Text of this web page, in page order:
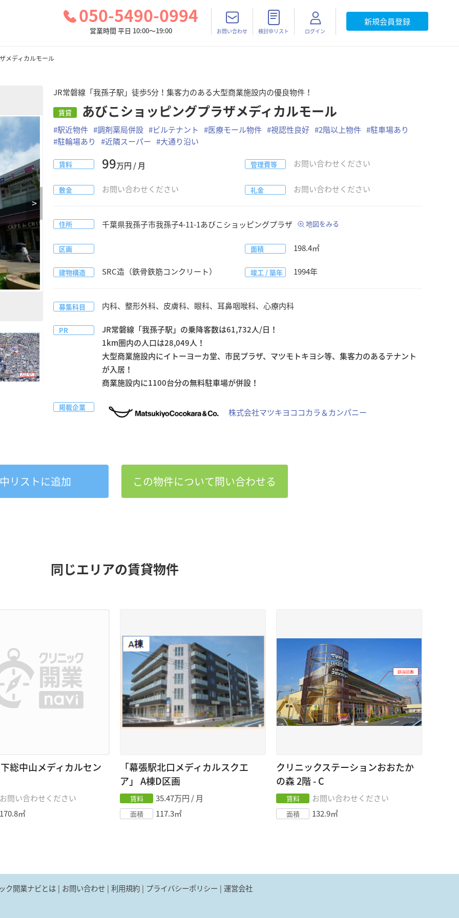
050-5490-0994
営業時間 平日 10:00～19:00 お問い合わせ 検討中リスト ログイン
新規会員登録
メディカルモール
>
JR常磐線「我孫子駅」徒歩5分！集客力のある大型商業施設内の優良物件！
賃貸 あびこショッピングプラザメディカルモール
#駅近物件 #調剤薬局併設 #ビルテナント #医療モール物件 #視認性良好 #2階以上物件 #駐車場あり
#駐輪場あり #近隣スーパー #大通り沿い
賃料 99万円 / 月 管理費等 お問い合わせください
敷金 お問い合わせください 礼金 お問い合わせください
住所 千葉県我孫子市我孫子4-11-1あびこショッピングプラザ 地図をみる
区画 面積 198.4㎡
建物構造 SRC造（鉄骨鉄筋コンクリート） 竣工 / 築年 1994年
募集科目 内科、整形外科、皮膚科、眼科、耳鼻咽喉科、心療内科
PR
JR常磐線「我孫子駅」の乗降客数は61,732人/日！
1km圏内の人口は28,049人！
大型商業施設内にイトーヨーカ堂、市民プラザ、マツモトキヨシ等、集客力のあるテナント
が入居！
商業施設内に1100台分の無料駐車場が併設！
掲載企業 株式会社マツキヨココカラ＆カンパニー
リストに追加 この物件について問い合わせる
同じエリアの賃貸物件
総中山メディカルセン
お問い合わせください
170.8㎡
「幕張駅北口メディカルスクエ
ア」 A棟D区画
賃料 35.47万円 / 月
面積 117.3㎡
クリニックステーションおおたか
の森2階 - C
賃料 お問い合わせください
面積 132.9㎡
ク開業ナビとは お問い合わせ 利用規約 プライバシーポリシー 運営会社